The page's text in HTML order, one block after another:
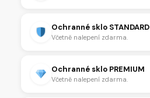
Ochranné sklo STANDARD
Včetně nalepení zdarma.
Ochranné sklo PREMIUM
Včetně nalepení zdarma.